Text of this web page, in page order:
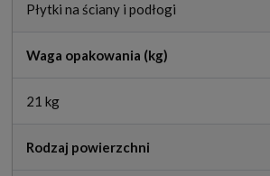
Płytki na ściany i podłogi
Waga opakowania (kg)
21 kg
Rodzaj powierzchni